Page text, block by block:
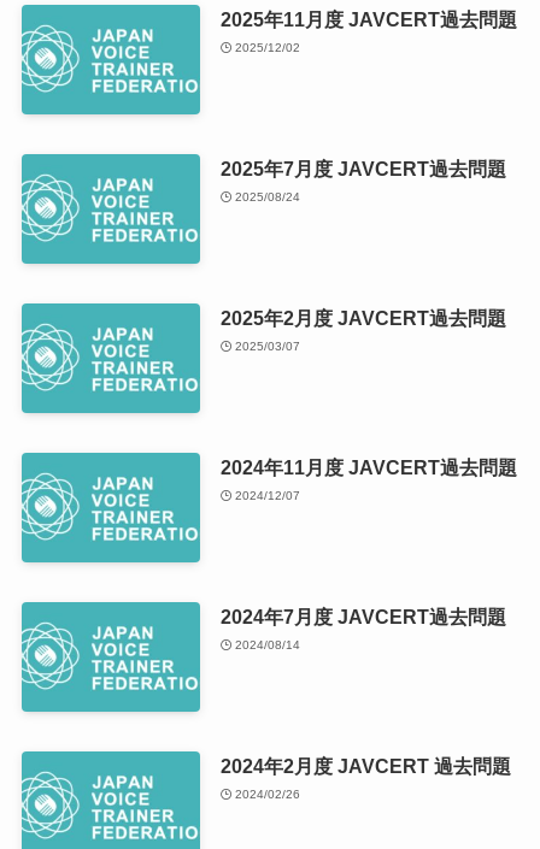
2025年11月度 JAVCERT過去問題
2025/12/02
2025年7月度 JAVCERT過去問題
2025/08/24
2025年2月度 JAVCERT過去問題
2025/03/07
2024年11月度 JAVCERT過去問題
2024/12/07
2024年7月度 JAVCERT過去問題
2024/08/14
2024年2月度 JAVCERT 過去問題
2024/02/26